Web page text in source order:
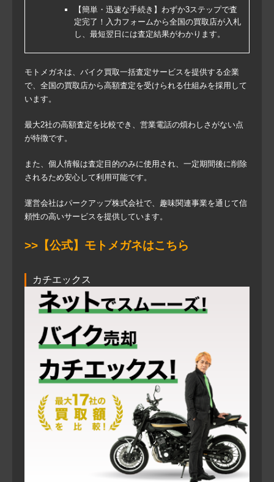
【簡単・迅速な手続き】わずか3ステップで査
定完了！入力フォームから全国の買取店が入札
し、最短翌日には査定結果がわかります。
モトメガネは、バイク買取一括査定サービスを提供する企業
で、全国の買取店から高額査定を受けられる仕組みを採用して
います。
最大2社の高額査定を比較でき、営業電話の煩わしさがない点
が特徴です。
また、個人情報は査定目的のみに使用され、一定期間後に削除
されるため安心して利用可能です。
運営会社はパークアップ株式会社で、趣味関連事業を通じて信
頼性の高いサービスを提供しています。
>>【公式】モトメガネはこちら
カチエックス